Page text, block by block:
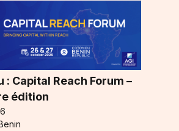
: Capital Reach Forum –
édition